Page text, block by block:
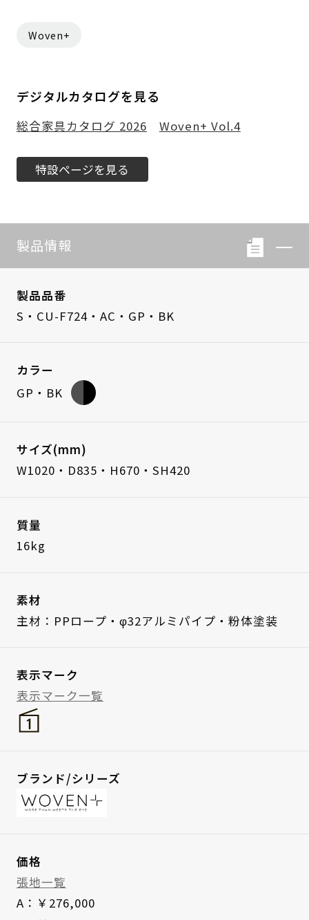
Woven+
デジタルカタログを見る
総合家具カタログ 2026 Woven+ Vol.4
特設ページを見る
製品情報
製品品番
S・CU-F724・AC・GP・BK
カラー
GP・BK
サイズ(mm)
W1020・D835・H670・SH420
質量
16kg
素材
主材：PPロープ・φ32アルミパイプ・粉体塗装
表示マーク
表示マーク一覧
ブランド/シリーズ
価格
張地一覧
A：￥276,000